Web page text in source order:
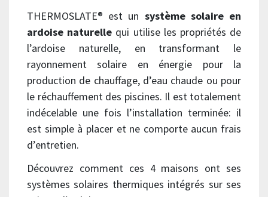
THERMOSLATE® est un système solaire en
ardoise naturelle qui utilise les propriétés de
l’ardoise naturelle, en transformant le
rayonnement solaire en énergie pour la
production de chauffage, d’eau chaude ou pour
le réchauffement des piscines. Il est totalement
indécelable une fois l’installation terminée: il
est simple à placer et ne comporte aucun frais
d’entretien.
Découvrez comment ces 4 maisons ont ses
systèmes solaires thermiques intégrés sur ses